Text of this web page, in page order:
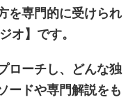
を専門的に受けられ
オ】です。
ローチし、どんな独
ードや専門解説をも